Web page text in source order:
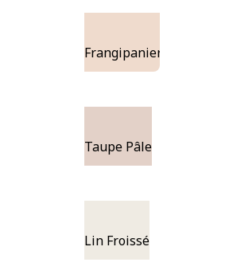
Frangipanier
Taupe Pâle
Lin Froissé